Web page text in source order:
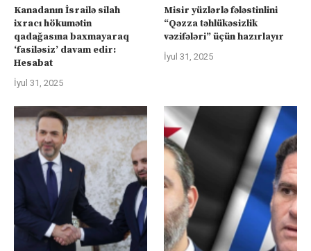
Kanadanın İsrailə silah
ixracı hökumətin
qadağasına baxmayaraq
‘fasiləsiz’ davam edir:
Hesabat
İyul 31, 2025
Misir yüzlərlə fələstinlini
“Qəzza təhlükəsizlik
vəzifələri” üçün hazırlayır
İyul 31, 2025